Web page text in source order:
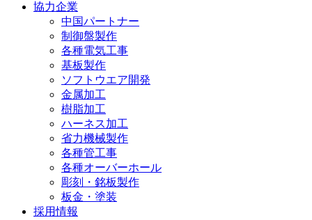
協力企業
中国パートナー
制御盤製作
各種電気工事
基板製作
ソフトウエア開発
金属加工
樹脂加工
ハーネス加工
省力機械製作
各種管工事
各種オーバーホール
彫刻・銘板製作
板金・塗装
採用情報